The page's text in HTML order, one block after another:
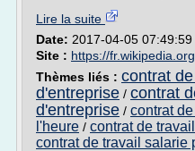
Lire la suite
Date: 2017-04-05 07:49:59
Site : https://fr.wikipedia.org
Thèmes liés : contrat
d'entreprise / contrat
d'entreprise / contrat
l'heure / contrat de
contrat de travail salarie